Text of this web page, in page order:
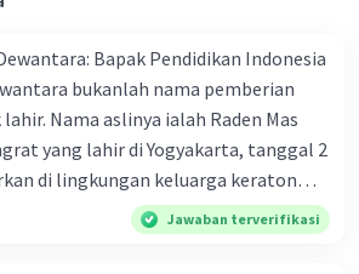
Hatta dalam memberdayakan
ekonomi bawah dan mengurangi
sosial.
Bapak Pendidikan Indonesia
bukanlah nama pemberian
Nama aslinya ialah Raden Mas
yang lahir di Yogyakarta, tanggal 2
di lingkungan keluarga keraton
40 tahun menurut hitungan
berganti nama menjadi Ki Hadjar
Jawaban terverifikasi